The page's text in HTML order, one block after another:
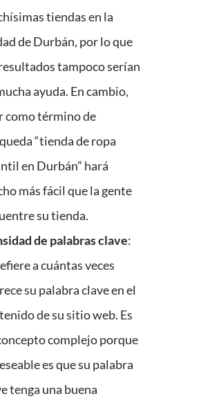
tiendas en la
de Durbán, por lo que
tampoco serían
ayuda. En cambio,
como término de
“tienda de ropa
en Durbán” hará
más fácil que la gente
su tienda.
de palabras clave:
a cuántas veces
su palabra clave en el
de su sitio web. Es
complejo porque
es que su palabra
tenga una buena